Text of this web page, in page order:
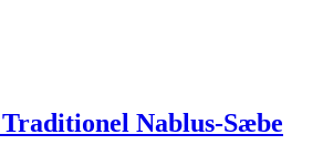
Nablus-Sæbe